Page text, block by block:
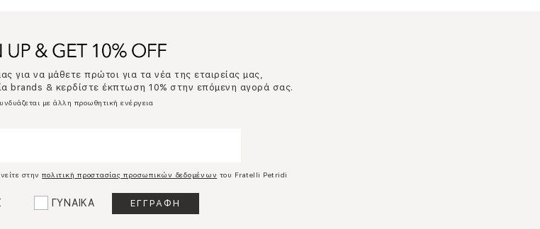
για να μάθετε πρώτοι για τα νέα της εταιρείας μας,
brands & κερδίστε έκπτωση 10% στην επόμενη αγορά σας.
με άλλη προωθητική ενέργεια
στηνπολιτική προστασίας προσωπικών δεδομένων του Fratelli Petridi
ΓΥΝΑΙΚΑ